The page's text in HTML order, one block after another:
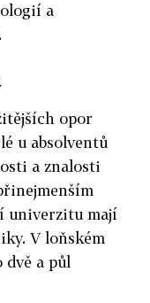
a
opor
u absolventů
a znalosti
univerzitu mají
V loňském
a půl